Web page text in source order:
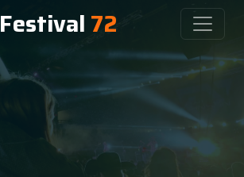
Festival72